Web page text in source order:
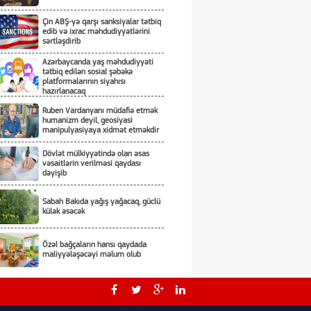
Çin ABŞ-yə qarşı sanksiyalar tətbiq
edib və ixrac məhdudiyyətlərini
sərtləşdirib
Azərbaycanda yaş məhdudiyyəti
tətbiq edilən sosial şəbəkə
platformalarının siyahısı
hazırlanacaq
Ruben Vardanyanı müdafiə etmək
humanizm deyil, geosiyasi
manipulyasiyaya xidmət etməkdir
Dövlət mülkiyyətində olan əsas
vəsaitlərin verilməsi qaydası
dəyişib
Sabah Bakıda yağış yağacaq, güclü
külək əsəcək
Özəl bağçaların hansı qaydada
maliyyələşəcəyi məlum olub
Rusiya Kiyevə hücumda kasetli
döyüş sursatlarından istifadə edib